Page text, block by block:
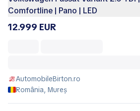
Comfortline | Pano | LED
12.999 EUR
AutomobileBirton.ro
România, Mureș